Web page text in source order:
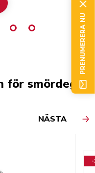
för smördeg
NÄSTA
-
PRENUMERERA NU